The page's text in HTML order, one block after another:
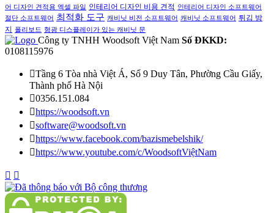
어 디자인 견적용 엑셀 파일 인테리어 디자인 비용 견적
인테리어 디자인 소프트웨어
절단 소프트웨어
최적화 도구 캐비닛 비전 소프트웨어 캐비닛 소프트웨어 튀김 방
지 폴리보드 형광 디스플레이가 있는 캐비닛 문
Công ty TNHH Woodsoft Việt Nam Số ĐKKD:
0108115976
Tầng 6 Tòa nhà Việt Á, Số 9 Duy Tân, Phường Cầu Giấy,
Thành phố Hà Nội
0356.151.084
https://woodsoft.vn
software@woodsoft.vn
https://www.facebook.com/bazismebelshik/
https://www.youtube.com/c/WoodsoftViệtNam
 